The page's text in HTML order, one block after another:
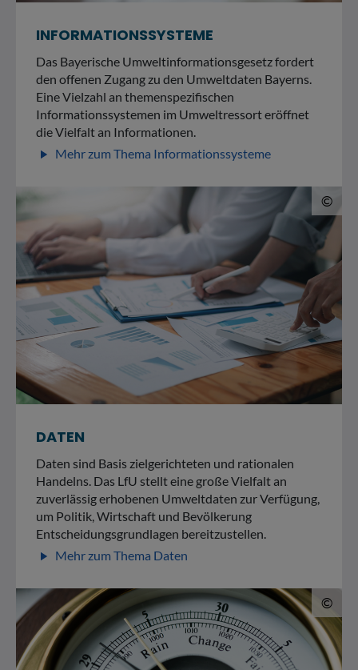
INFORMATIONSSYSTEME
Das Bayerische Umweltinformationsgesetz fordert
den offenen Zugang zu den Umweltdaten Bayerns.
Eine Vielzahl an themenspezifischen
Informationssystemen im Umweltressort eröffnet
die Vielfalt an Informationen.
play_arrow Mehr zum Thema Informationssysteme
©
DATEN
Daten sind Basis zielgerichteten und rationalen
Handelns. Das LfU stellt eine große Vielfalt an
zuverlässig erhobenen Umweltdaten zur Verfügung,
um Politik, Wirtschaft und Bevölkerung
Entscheidungsgrundlagen bereitzustellen.
play_arrow Mehr zum Thema Daten
©